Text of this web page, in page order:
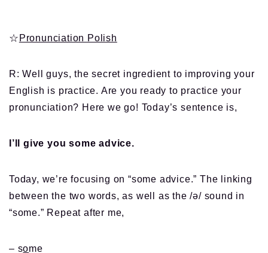
☆ Pronunciation Polish
R: Well guys, the secret ingredient to improving your
English is practice. Are you ready to practice your
pronunciation? Here we go! Today’s sentence is,
I’ll give you some advice.
Today, we’re focusing on “some advice.” The linking
between the two words, as well as the /ə/ sound in
“some.” Repeat after me,
– some